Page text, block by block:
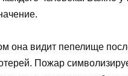
она видит пепелище
Пожар